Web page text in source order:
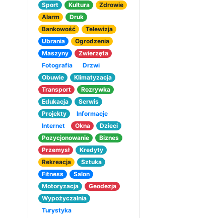
Sport
Kultura
Zdrowie
Alarm
Druk
Bankowość
Telewizja
Ubrania
Ogrodzenia
Maszyny
Zwierzęta
Fotografia
Drzwi
Obuwie
Klimatyzacja
Transport
Rozrywka
Edukacja
Serwis
Projekty
Informacje
Internet
Okna
Dzieci
Pozycjonowanie
Biznes
Przemysł
Kredyty
Rekreacja
Sztuka
Fitness
Salon
Motoryzacja
Geodezja
Wypożyczalnia
Turystyka